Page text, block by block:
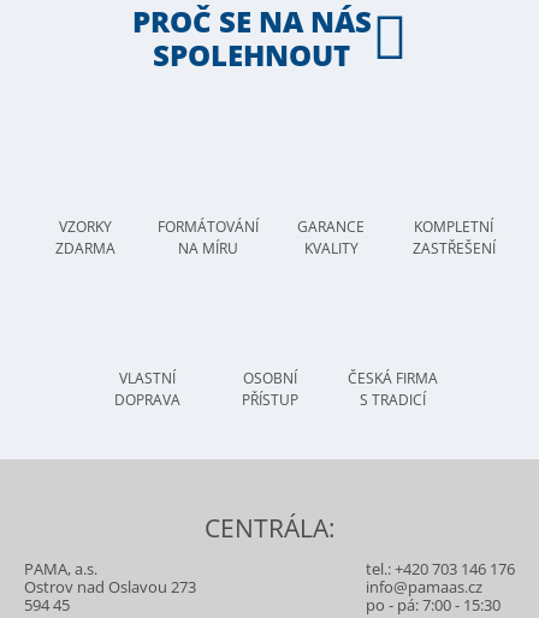
PROČ SE NA NÁS
SPOLEHNOUT
VZORKY
ZDARMA
FORMÁTOVÁNÍ
NA MÍRU
GARANCE
KVALITY
KOMPLETNÍ
ZASTŘEŠENÍ
VLASTNÍ
DOPRAVA
OSOBNÍ
PŘÍSTUP
ČESKÁ FIRMA
S TRADICÍ
CENTRÁLA:
PAMA, a.s.
Ostrov nad Oslavou 273
594 45
tel.:+420 703 146 176
info@pamaas.cz
po - pá: 7:00 - 15:30